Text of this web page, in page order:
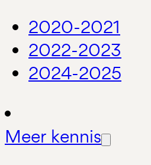
2020-2021
2022-2023
2024-2025
Meer kennis